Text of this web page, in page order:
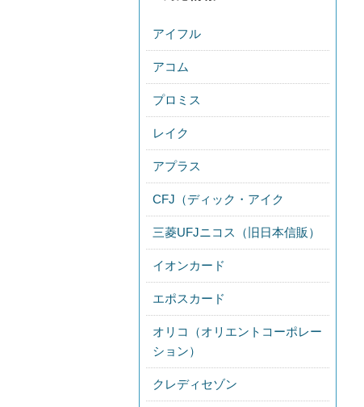
アイフル
アコム
プロミス
レイク
アプラス
CFJ（ディック・アイク
三菱UFJニコス（旧日本信販）
イオンカード
エポスカード
オリコ（オリエントコーポレー
ション）
クレディセゾン